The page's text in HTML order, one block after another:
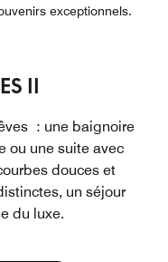
exceptionnels.
II
: une baignoire
ou une suite avec
douces et
un séjour
du luxe.